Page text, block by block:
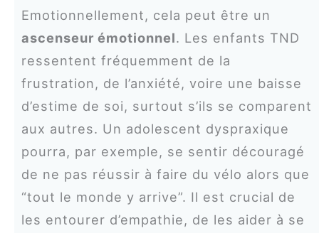
Emotionnellement, cela peut être un
ascenseur émotionnel. Les enfants TND
ressentent fréquemment de la
frustration, de l’anxiété, voire une baisse
d’estime de soi, surtout s’ils se comparent
aux autres. Un adolescent dyspraxique
pourra, par exemple, se sentir découragé
de ne pas réussir à faire du vélo alors que
“tout le monde y arrive”. Il est crucial de
les entourer d’empathie, de les aider à se